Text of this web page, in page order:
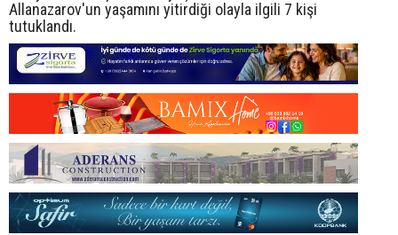
Allanazarov'un yaşamını yitirdiği olayla ilgili 7 kişi
tutuklandı.